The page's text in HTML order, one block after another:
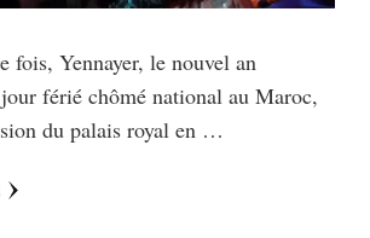
fois, Yennayer, le nouvel an
férié chômé national au Maroc,
du palais royal en …